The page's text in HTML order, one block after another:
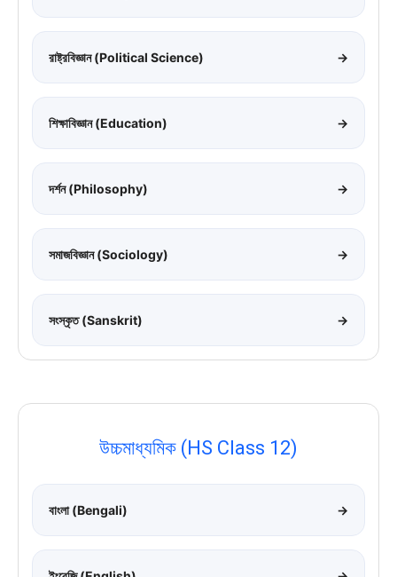
রাষ্ট্রবিজ্ঞান (Political Science) →
শিক্ষাবিজ্ঞান (Education) →
দর্শন (Philosophy) →
সমাজবিজ্ঞান (Sociology) →
সংস্কৃত (Sanskrit) →
উচ্চমাধ্যমিক (HS Class 12)
বাংলা (Bengali) →